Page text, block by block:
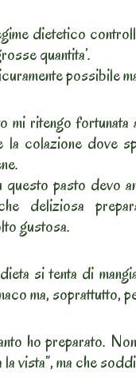
dietetico
quantita’.
possibile
mi ritengo fortunata
la colazione dove
questo pasto devo
deliziosa
gustosa.
si tenta di
ma, soprattutto,
ho preparato.
la vista”, ma che